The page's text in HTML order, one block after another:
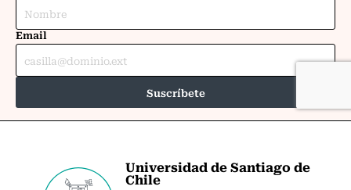
Universidad de Santiago de
Chile